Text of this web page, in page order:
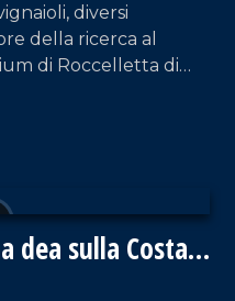
diversi
della ricerca al
di Roccelletta di
dea sulla Costa